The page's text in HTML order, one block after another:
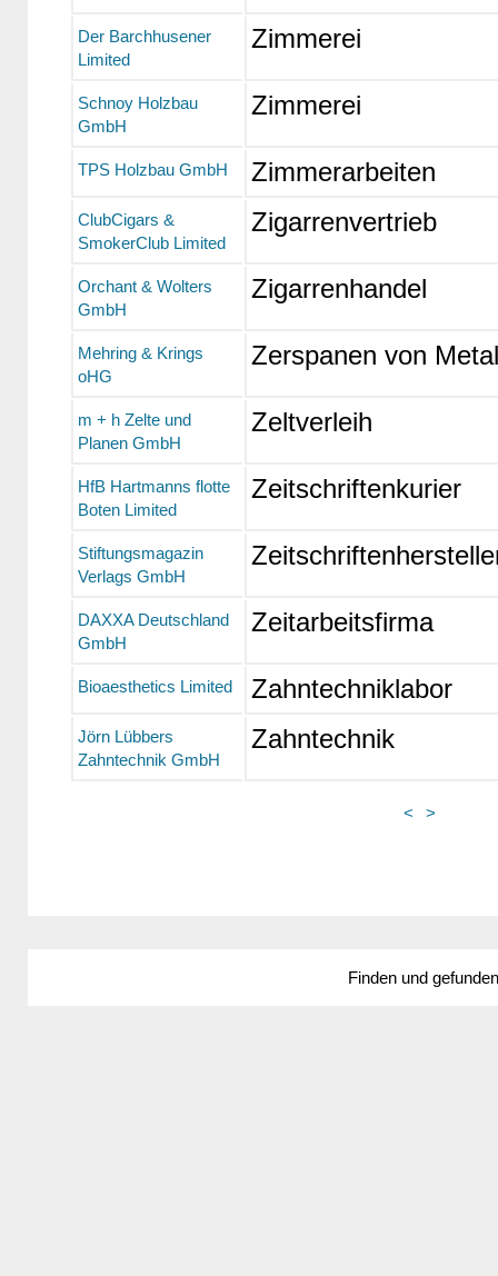
Der Barchhusener
Limited
Zimmerei
Schnoy Holzbau
GmbH
Zimmerei
TPS Holzbau GmbH Zimmerarbeiten
ClubCigars &
SmokerClub Limited
Zigarrenvertrieb
Orchant & Wolters
GmbH
Zigarrenhandel
Mehring & Krings
oHG
Zerspanen von
m + h Zelte und
Planen GmbH
Zeltverleih
HfB Hartmanns flotte
Boten Limited
Zeitschriftenkurier
Stiftungsmagazin
Verlags GmbH
DAXXA Deutschland
GmbH
Zeitarbeitsfirma
Bioaesthetics Limited Zahntechniklabor
Jörn Lübbers
Zahntechnik GmbH
Zahntechnik
< >
Finden und